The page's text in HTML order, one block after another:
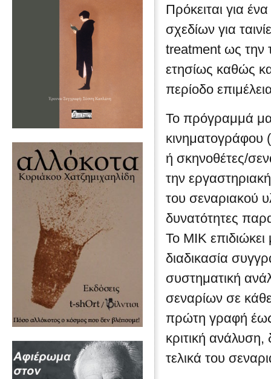
Πρόκειται για
σχεδίων για
treatment ως την
ετησίως καθώς
περίοδο
Το πρόγραμμά
κινηματογράφου
ή σκηνοθέτες/
την
του σεναριακού
δυνατότητες
Το ΜΙΚ
διαδικασία
συστηματική
σεναρίων σε
πρώτη γραφή έως
κριτική
τελικά του